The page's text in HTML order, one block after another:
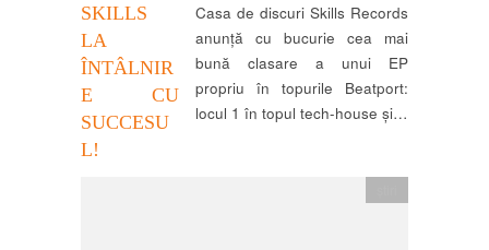
SKILLS
LA
ÎNTÂLNIR
E CU
SUCCESU
L!
Casa de discuri Skills Records
anunță cu bucurie cea mai
bună clasare a unui EP
propriu în topurile Beatport:
locul 1 în topul tech-house și…